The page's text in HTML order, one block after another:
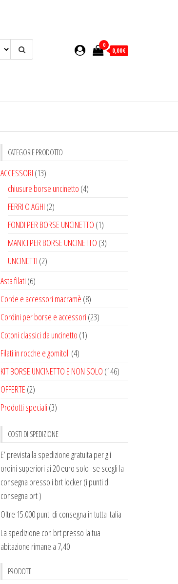
0
0,00€
CATEGORIE PRODOTTO
ACCESSORI (13)
chiusure borse uncinetto (4)
FERRI O AGHI (2)
FONDI PER BORSE UNCINETTO (1)
MANICI PER BORSE UNCINETTO (3)
UNCINETTI (2)
Asta filati (6)
Corde e accessori macramè (8)
Cordini per borse e accessori (23)
Cotoni classici da uncinetto (1)
Filati in rocche e gomitoli (4)
KIT BORSE UNCINETTO E NON SOLO (146)
OFFERTE (2)
Prodotti speciali (3)
COSTI DI SPEDIZIONE
E’ prevista la spedizione gratuita per gli
ordini superiori ai 20 euro solo se scegli la
consegna presso i brt locker (i punti di
consegna brt )
Oltre 15.000 punti di consegna in tutta Italia
La spedizione con brt presso la tua
abitazione rimane a 7,40
PRODOTTI